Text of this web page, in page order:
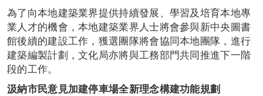
為了向本地建築業界提供持續發展、學習及培育本地專
業人才的機會，本地建築業界人士將會參與新中央圖書
館後續的建設工作，獲選團隊將會協同本地團隊，進行
建築編製計劃，文化局亦將與工務部門共同推進下一階
段的工作。
汲納市民意見加建停車場全新理念構建功能規劃